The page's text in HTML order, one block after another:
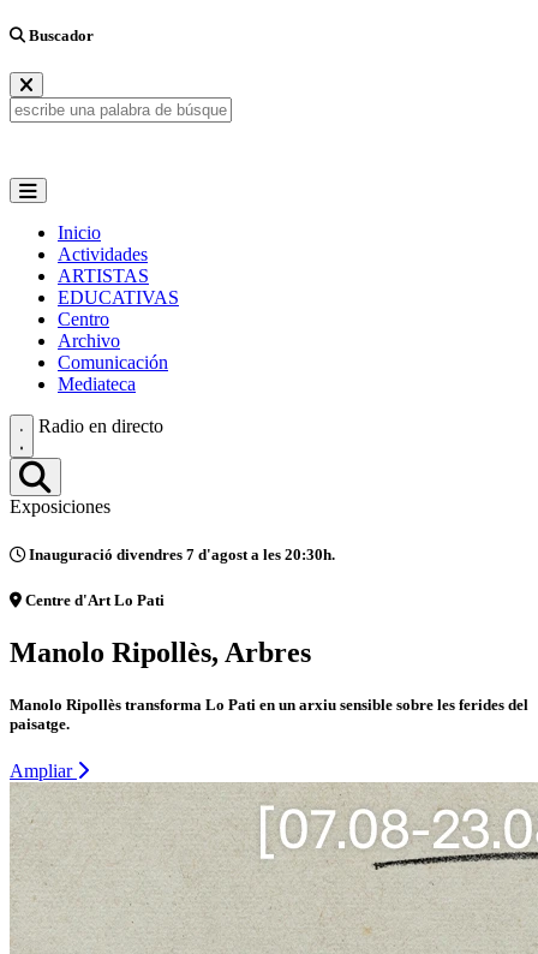
Buscador
Inicio
Actividades
ARTISTAS
EDUCATIVAS
Centro
Archivo
Comunicación
Mediateca
Radio en directo
Exposiciones
Inauguració divendres 7 d'agost a les 20:30h.
Centre d'Art Lo Pati
Manolo Ripollès, Arbres
Manolo Ripollès transforma Lo Pati en un arxiu sensible sobre les ferides del
paisatge.
Ampliar